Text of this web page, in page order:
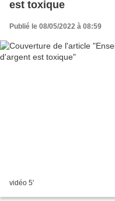
est toxique
Publié le 08/05/2022 à 08:59
vidéo 5'